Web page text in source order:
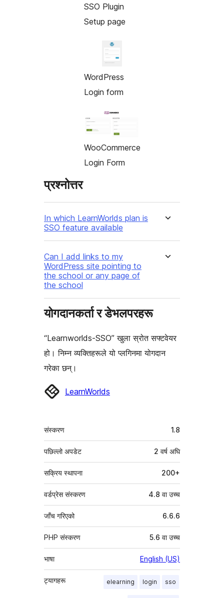
SSO Plugin
Setup page
WordPress
Login form
WooCommerce
Login Form
प्रश्नोत्तर
In which LearnWorlds plan is
SSO feature available
Can I add links to my
WordPress site pointing to
the school or any page of
the school
योगदानकर्ता र डेभलपरहरू
“Learnworlds-SSO” खुला स्रोत सफ्टवेयर
हो। निम्न व्यक्तिहरूले यो प्लगिनमा योगदान
गरेका छन्।
योगदानकर्ताहरूLearnWorlds
मेटा
संस्करण 1.8
पछिल्लो अपडेट 2 वर्ष अघि
सक्रिय स्थापना 200+
वर्डप्रेस संस्करण 4.8 वा उच्च
जाँच गरिएको 6.6.6
PHP संस्करण 5.6 वा उच्च
भाषा English (US)
ट्यागहरू elearning login sso